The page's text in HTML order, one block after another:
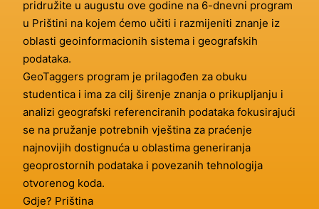
pridružite u augustu ove godine na 6-dnevni program
u Prištini na kojem ćemo učiti i razmijeniti znanje iz
oblasti geoinformacionih sistema i geografskih
podataka.
GeoTaggers program je prilagođen za obuku
studentica i ima za cilj širenje znanja o prikupljanju i
analizi geografski referenciranih podataka fokusirajući
se na pružanje potrebnih vještina za praćenje
najnovijih dostignuća u oblastima generiranja
geoprostornih podataka i povezanih tehnologija
otvorenog koda.
Gdje? Priština